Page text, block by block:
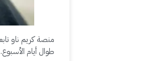
طوال أيام الأسبوع.